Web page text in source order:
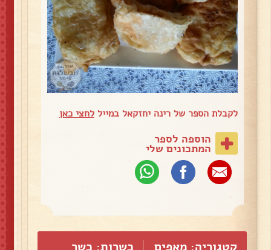
לקבלת הספר של רינה יחזקאל במייללחצי כאן
הוספה לספר
המתכונים שלי